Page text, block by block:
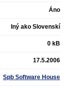
Áno
Iný ako Slovenskí
0 kB
17.5.2006
Spb Software House